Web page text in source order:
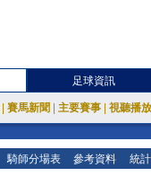
足球資訊
賽馬新聞 主要賽事 視聽播
騎師分場表 參考資料 統